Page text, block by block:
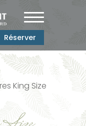
Réserver
King Size